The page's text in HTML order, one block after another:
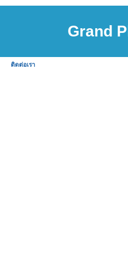
Grand
ติดต่อเรา